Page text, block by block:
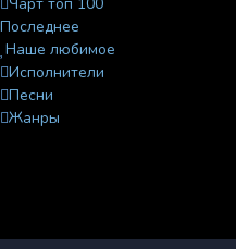
Последнее
Наше любимое
Исполнители
Песни
Жанры